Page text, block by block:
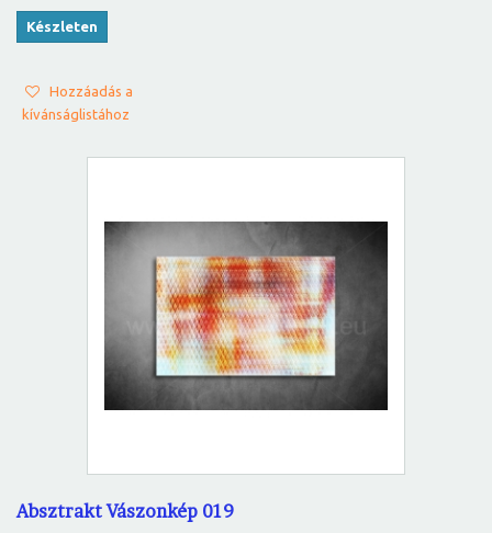
Készleten
Hozzáadás a
kívánságlistához
Absztrakt Vászonkép 019